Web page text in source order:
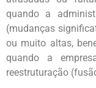
quando a
(mudanças
ou muito altas,
quando a
reestruturação